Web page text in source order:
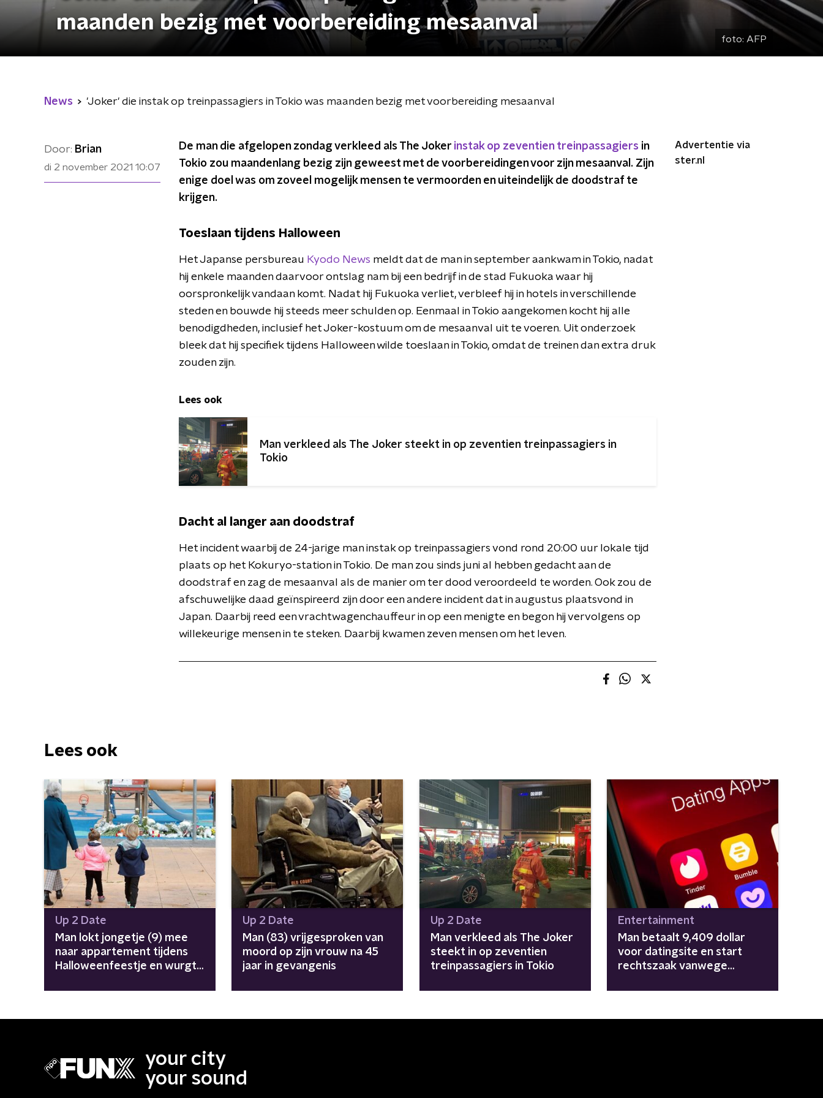
maanden bezig met voorbereiding mesaanval
foto: AFP
News 'Joker' die instak op treinpassagiers in Tokio was maanden bezig met voorbereiding mesaanval
Door: Brian
di 2 november 2021 10:07
De man die afgelopen zondag verkleed als The Joker instak op zeventien treinpassagiers in
Tokio zou maandenlang bezig zijn geweest met de voorbereidingen voor zijn mesaanval. Zijn
enige doel was om zoveel mogelijk mensen te vermoorden en uiteindelijk de doodstraf te
krijgen.
Toeslaan tijdens Halloween
Het Japanse persbureau Kyodo News meldt dat de man in september aankwam in Tokio, nadat
hij enkele maanden daarvoor ontslag nam bij een bedrijf in de stad Fukuoka waar hij
oorspronkelijk vandaan komt. Nadat hij Fukuoka verliet, verbleef hij in hotels in verschillende
steden en bouwde hij steeds meer schulden op. Eenmaal in Tokio aangekomen kocht hij alle
benodigdheden, inclusief het Joker-kostuum om de mesaanval uit te voeren. Uit onderzoek
bleek dat hij specifiek tijdens Halloween wilde toeslaan in Tokio, omdat de treinen dan extra druk
zouden zijn.
Lees ook
Man verkleed als The Joker steekt in op zeventien treinpassagiers in
Tokio
Dacht al langer aan doodstraf
Het incident waarbij de 24-jarige man instak op treinpassagiers vond rond 20:00 uur lokale tijd
plaats op het Kokuryo-station in Tokio. De man zou sinds juni al hebben gedacht aan de
doodstraf en zag de mesaanval als de manier om ter dood veroordeeld te worden. Ook zou de
afschuwelijke daad geïnspireerd zijn door een andere incident dat in augustus plaatsvond in
Japan. Daarbij reed een vrachtwagenchauffeur in op een menigte en begon hij vervolgens op
willekeurige mensen in te steken. Daarbij kwamen zeven mensen om het leven.
Advertentie via
ster.nl
Lees ook
Up 2 Date
Man lokt jongetje (9) mee
naar appartement tijdens
Halloweenfeestje en wurgt
Up 2 Date
Man (83) vrijgesproken van
moord op zijn vrouw na 45
jaar in gevangenis
Up 2 Date
Man verkleed als The Joker
steekt in op zeventien
treinpassagiers in Tokio
Entertainment
Man betaalt 9,409 dollar
voor datingsite en start
rechtszaak vanwege
vrouwenprofielen
your city
your sound